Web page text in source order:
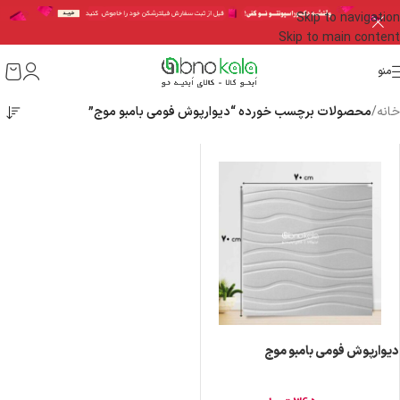
Skip to navigation
Skip to main content
منو
خانه/محصولات برچسب خورده “دیوارپوش فومی بامبو موج”
دیوارپوش فومی بامبو موج